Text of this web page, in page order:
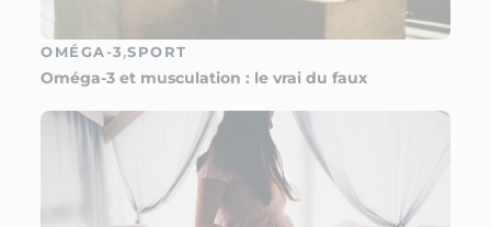
OMÉGA-3,SPORT
Oméga-3 et musculation : le vrai du faux